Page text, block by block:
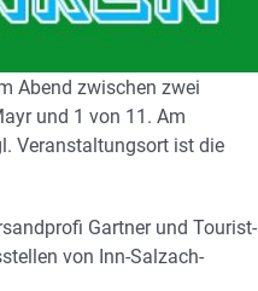
Abend zwischen zwei
und 1 von 11. Am
Veranstaltungsort ist die
Gartner und Tourist-
von Inn-Salzach-